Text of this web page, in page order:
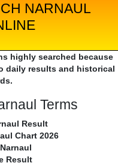
NARNAUL
highly searched because
daily results and historical
Terms
Result
Chart 2026
Result